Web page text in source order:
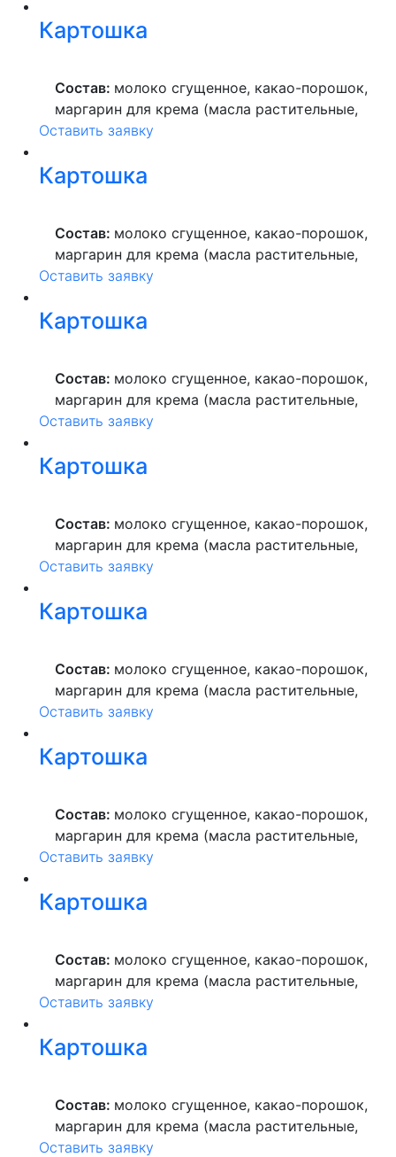
высшего сорта, продукты яичные, масло
растительное, пекарский порошок, молоко
Картошка
Состав: молоко сгущенное, какао-порошок,
маргарин для крема (масла растительные,
вода питьевая, сахар, ароматизатор,
высшего сорта, продукты яичные, масло
растительное, пекарский порошок, молоко
Оставить заявку
Картошка
Состав: молоко сгущенное, какао-порошок,
маргарин для крема (масла растительные,
вода питьевая, сахар, ароматизатор,
высшего сорта, продукты яичные, масло
растительное, пекарский порошок, молоко
Оставить заявку
Картошка
Состав: молоко сгущенное, какао-порошок,
маргарин для крема (масла растительные,
вода питьевая, сахар, ароматизатор,
высшего сорта, продукты яичные, масло
растительное, пекарский порошок, молоко
Оставить заявку
Картошка
Состав: молоко сгущенное, какао-порошок,
маргарин для крема (масла растительные,
вода питьевая, сахар, ароматизатор,
высшего сорта, продукты яичные, масло
растительное, пекарский порошок, молоко
Оставить заявку
Картошка
Состав: молоко сгущенное, какао-порошок,
маргарин для крема (масла растительные,
вода питьевая, сахар, ароматизатор,
высшего сорта, продукты яичные, масло
растительное, пекарский порошок, молоко
Оставить заявку
Картошка
Состав: молоко сгущенное, какао-порошок,
маргарин для крема (масла растительные,
вода питьевая, сахар, ароматизатор,
высшего сорта, продукты яичные, масло
растительное, пекарский порошок, молоко
Оставить заявку
Картошка
Состав: молоко сгущенное, какао-порошок,
маргарин для крема (масла растительные,
вода питьевая, сахар, ароматизатор,
высшего сорта, продукты яичные, масло
растительное, пекарский порошок, молоко
Оставить заявку
Картошка
Состав: молоко сгущенное, какао-порошок,
маргарин для крема (масла растительные,
вода питьевая, сахар, ароматизатор,
Оставить заявку